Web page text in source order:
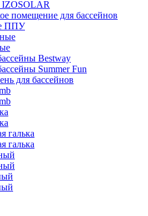
помещение для бассейнов
ППУ
Bestway
Summer Fun
для бассейнов
галька
галька